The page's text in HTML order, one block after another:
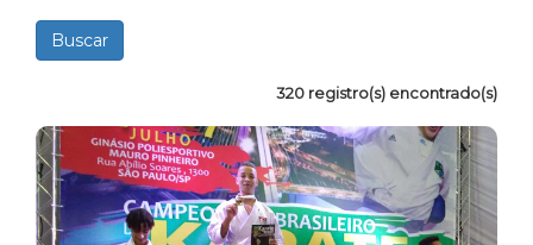
320 registro(s) encontrado(s)